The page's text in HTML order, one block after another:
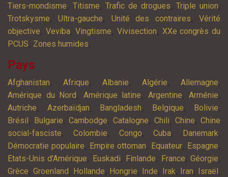
Tiers-mondisme, Titisme,Trafic de drogues,Triple union,
Trotskysme,Ultra-gauche, Unité des contraires,Vérité
objective, Veviba,Vingtisme,Vivisection, XXe congrès du
PCUS, Zones humides,
Pays
Afghanistan, Afrique, Albanie, Algérie, Allemagne,
Amérique du Nord , Amérique latine, Argentine, Arménie,
Autriche, Azerbaïdjan, Bangladesh, Belgique, Bolivie,
Brésil , Bulgarie, Cambodge, Catalogne, Chili, Chine, Chine
social-fasciste, Colombie, Congo,Cuba, Danemark,
Démocratie populaire, Empire ottoman, Equateur, Espagne,
Etats-Unis d'Amérique, Euskadi, Finlande, France,Géorgie,
Grèce, Groenland , Hollande, Hongrie, Inde, Irak, Iran, Israël ,